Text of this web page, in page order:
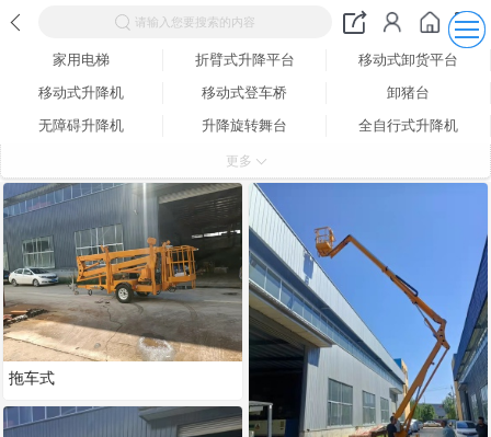
请输入您要搜索的内容
家用电梯 折臂式升降平台
移动式卸货平台
移动式升降机
移动式登车桥
卸猪台
无障碍升降机
升降旋转舞台
全自行式升降机
固定式升降平台
导轨链条式升降平台
车载式升降机
更多
拖车式